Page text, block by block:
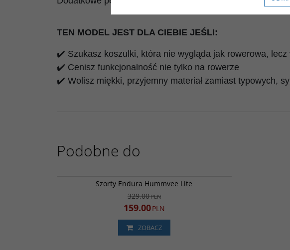
TEN MODEL JEST DLA CIEBIE JEŚLI:
✔️ Szukasz koszulki, która nie wygląda jak rowerowa, lecz
✔️ Cenisz funkcjonalność nie tylko na rowerze
✔️ Wolisz miękki, przyjemny materiał zamiast typowych,
Podobne do
Szorty Endura Hummvee Lite
329.00PLN
159.00PLN
ZOBACZ